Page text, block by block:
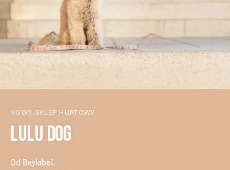
NOWY SKLEP HURTOWY
LULU DOG
Od Baylabel.